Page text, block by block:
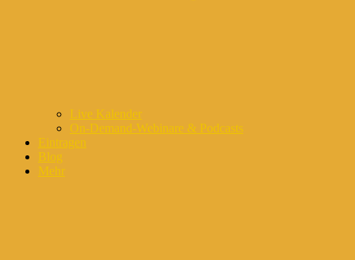
Live Kalender
On-Demand-Webinare & Podcasts
Eintragen
Blog
Mehr